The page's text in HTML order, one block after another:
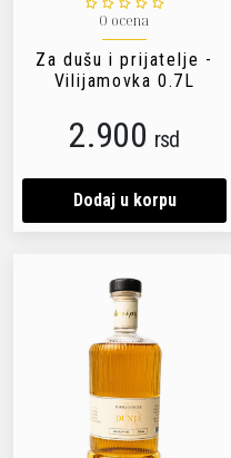
0 ocena
Za dušu i prijatelje -
Vilijamovka 0.7L
2.900 rsd
Dodaj u korpu